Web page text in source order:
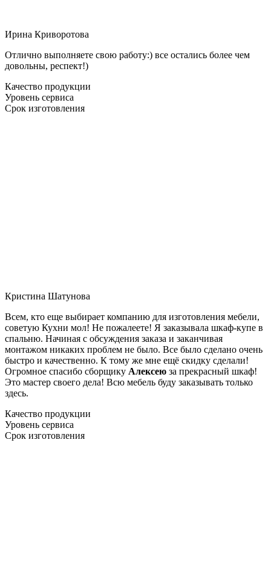
Ирина Криворотова
Отлично выполняете свою работу:) все остались более чем
довольны, респект!)
Качество продукции
Уровень сервиса
Срок изготовления
Кристина Шатунова
Всем, кто еще выбирает компанию для изготовления мебели,
советую Кухни мол! Не пожалеете! Я заказывала шкаф-купе в
спальню. Начиная с обсуждения заказа и заканчивая
монтажом никаких проблем не было. Все было сделано очень
быстро и качественно. К тому же мне ещё скидку сделали!
Огромное спасибо сборщику Алексею за прекрасный шкаф!
Это мастер своего дела! Всю мебель буду заказывать только
здесь.
Качество продукции
Уровень сервиса
Срок изготовления